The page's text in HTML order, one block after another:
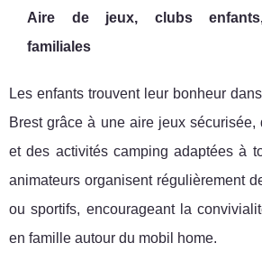
Aire de jeux, clubs
familiales
Les enfants trouvent leur bonheur
Brest grâce à une aire jeux sécurisée,
et des activités camping adaptées à
animateurs organisent régulièrement
ou sportifs, encourageant la
en famille autour du mobil home.